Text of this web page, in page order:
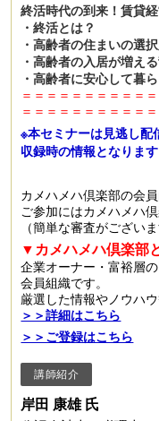
終活時代の到来！賃貸
・終活とは？
・高齢者の住まいの選
・高齢者の入居が増え
・高齢者に安心して暮
＝＝＝＝＝＝＝＝＝＝
＝＝＝＝＝＝＝＝＝＝＝
※本セミナーは見逃し配
収録時の情報となりま
カメハメハ倶楽部の会
ご参加にはカメハメハ
（簡単な審査がございま
▼カメハメハ倶楽部
企業オーナー・富裕層
会員組織です。
厳選した情報やノウハ
＞＞詳細はこちら
＞＞ご登録はこちら
講師紹介
岸田 康雄 氏